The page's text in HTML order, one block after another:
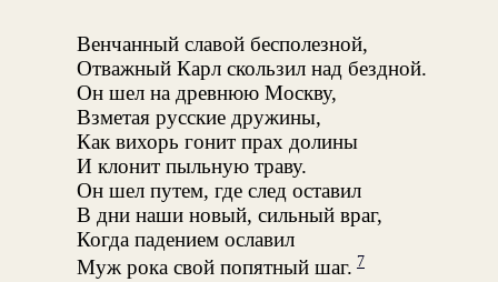
Венчанный славой бесполезной,
Отважный Карл скользил над бездной.
Он шел на древнюю Москву,
Взметая русские дружины,
Как вихорь гонит прах долины
И клонит пыльную траву.
Он шел путем, где след оставил
В дни наши новый, сильный враг,
Когда падением ославил
Муж рока свой попятный шаг. 7